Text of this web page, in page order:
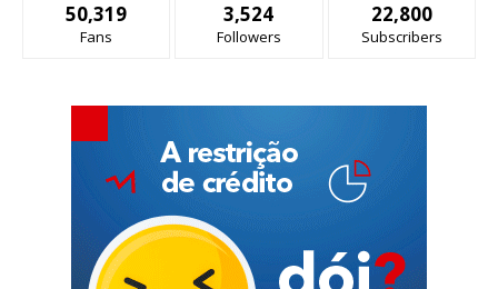
50,319
Fans
3,524
Followers
22,800
Subscribers